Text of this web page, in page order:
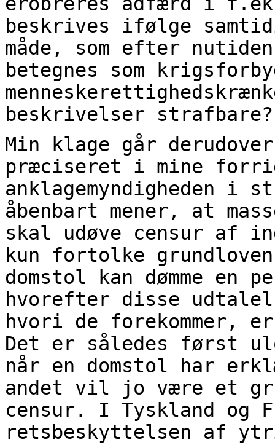
beskrives ifølge
måde, som efter
betegnes som
beskrivelser strafbare?
Min klage går
præciseret i mine
anklagemyndigheden i
åbenbart mener, at
skal udøve censur af
kun fortolke
domstol kan dømme
hvorefter disse
hvori de forekommer,
Det er således først
når en domstol har
andet vil jo være et
censur. I Tyskland og
retsbeskyttelsen af